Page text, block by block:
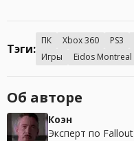
Тэги:
ПК Xbox 360 PS3
Игры
Eidos Montreal
Об авторе
Коэн
Эксперт по Fallout